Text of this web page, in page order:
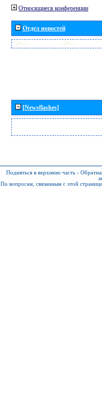
Относящиеся конференции
Отдел новостей
[Newsflashes]
Подняться в верхнюю часть -
По вопросам, связанным с этой